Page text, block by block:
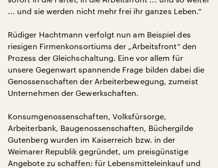
... und sie werden nicht mehr frei ihr ganzes Leben.“
Rüdiger Hachtmann verfolgt nun am Beispiel des
riesigen Firmenkonsortiums der „Arbeitsfront“ den
Prozess der Gleichschaltung. Eine vor allem für
unsere Gegenwart spannende Frage bilden dabei die
Genossenschaften der Arbeiterbewegung, zumeist
Unternehmen der Gewerkschaften.
Konsumgenossenschaften, Volksfürsorge,
Arbeiterbank, Baugenossenschaften, Büchergilde
Gutenberg wurden im Kaiserreich bzw. in der
Weimarer Republik gegründet, um preisgünstige
Angebote zu schaffen: für Lebensmitteleinkauf und